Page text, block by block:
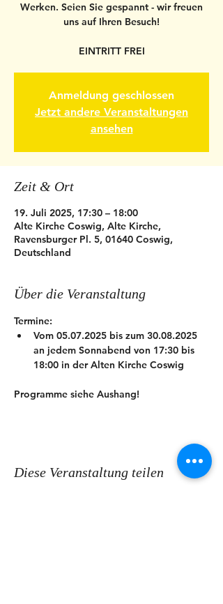
Werken. Seien Sie gespannt - wir freuen
uns auf Ihren Besuch!
EINTRITT FREI
Anmeldung geschlossen
Jetzt andere Veranstaltungen
ansehen
Zeit & Ort
19. Juli 2025, 17:30 – 18:00
Alte Kirche Coswig, Alte Kirche,
Ravensburger Pl. 5, 01640 Coswig,
Deutschland
Über die Veranstaltung
Termine:
Vom 05.07.2025 bis zum 30.08.2025
an jedem Sonnabend von 17:30 bis
18:00 in der Alten Kirche Coswig
Programme siehe Aushang!
Diese Veranstaltung teilen